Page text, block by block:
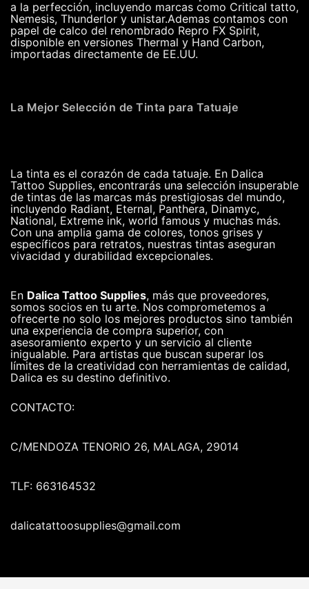
a la perfección, incluyendo marcas como Critical tatto,
Nemesis, Thunderlor y unistar.Ademas contamos con
papel de calco del renombrado Repro FX Spirit,
disponible en versiones Thermal y Hand Carbon,
importadas directamente de EE.UU.
La Mejor Selección de Tinta para Tatuaje
La tinta es el corazón de cada tatuaje. En Dalica
Tattoo Supplies, encontrarás una selección insuperable
de tintas de las marcas más prestigiosas del mundo,
incluyendo Radiant, Eternal, Panthera, Dinamyc,
National, Extreme ink, world famous y muchas más.
Con una amplia gama de colores, tonos grises y
específicos para retratos, nuestras tintas aseguran
vivacidad y durabilidad excepcionales.
En Dalica Tattoo Supplies, más que proveedores,
somos socios en tu arte. Nos comprometemos a
ofrecerte no solo los mejores productos sino también
una experiencia de compra superior, con
asesoramiento experto y un servicio al cliente
inigualable. Para artistas que buscan superar los
límites de la creatividad con herramientas de calidad,
Dalica es su destino definitivo.
CONTACTO:
C/MENDOZA TENORIO 26, MALAGA, 29014
TLF: 663164532
dalicatattoosupplies@gmail.com